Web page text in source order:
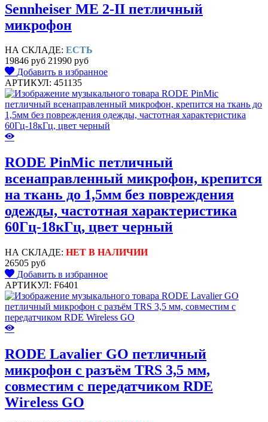
Sennheiser ME 2-II петличный
микрофон
НА СКЛАДЕ: ЕСТЬ
19846 руб 21990 руб
Добавить в избранное
АРТИКУЛ: 451135
RODE PinMic петличный
всенаправленный микрофон, крепится
на ткань до 1,5мм без повреждения
одежды, частотная характеристика
60Гц-18кГц, цвет черный
НА СКЛАДЕ: НЕТ В НАЛИЧИИ
26505 руб
Добавить в избранное
АРТИКУЛ: F6401
RODE Lavalier GO петличный
микрофон c разъём TRS 3,5 мм,
совместим с передатчиком RDE
Wireless GO